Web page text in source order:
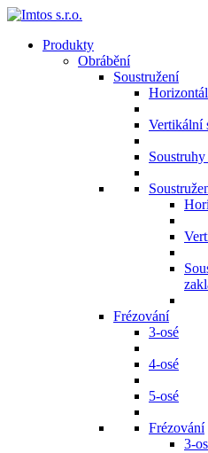
Produkty
Obrábění
Soustružení
Vertikální
Frézování
3-osé
4-osé
5-osé
Frézování
3-